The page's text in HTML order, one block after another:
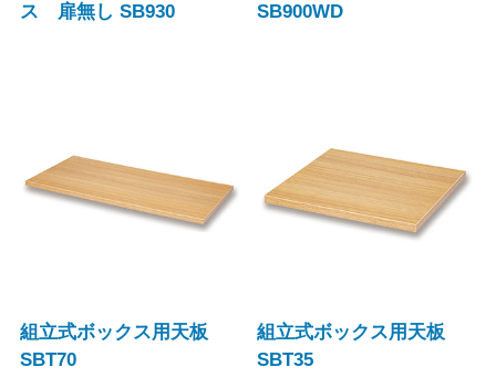
ス 扉無し SB930
SB900WD
組立式ボックス用天板
SBT70
組立式ボックス用天板
SBT35